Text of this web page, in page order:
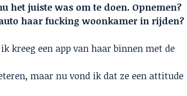
het juiste was om te doen. Opnemen?
haar fucking woonkamer in rijden?
kreeg een app van haar binnen met de
maar nu vond ik dat ze een attitude